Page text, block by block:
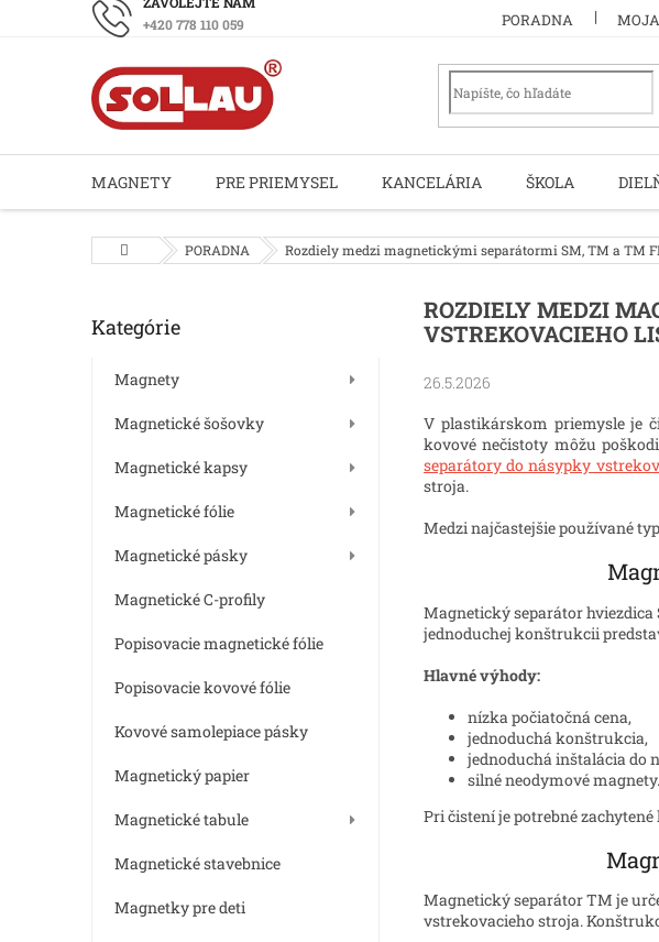
+420 778 110 059 PORADNA
MAGNETY PRE PRIEMYSEL KANCELÁRIA ŠKOLA
DomovPORADNA Rozdiely medzi magnetickými separátormi SM, TM a TM
o
Preskočiť
Kategórie
Magnety
Magnetické šošovky
Magnetické kapsy
Magnetické fólie
Magnetické pásky
Magnetické C-profily
Popisovacie magnetické fólie
Popisovacie kovové fólie
Kovové samolepiace pásky
Magnetický papier
Magnetické tabule
Magnetické stavebnice
Magnetky pre deti
ROZDIELY MEDZI
VSTREKOVACIEHO
26.5.2026
V plastikárskom priemysle je
kovové nečistoty môžu
separátory do násypky
stroja.
Medzi najčastejšie používané
Magnetický separátor
jednoduchej konštrukcii
Hlavné výhody:
nízka počiatočná cena,
jednoduchá konštrukcia,
jednoduchá inštalácia do
silné neodymové magnety.
Pri čistení je potrebné
Magnetický separátor TM je
vstrekovacieho stroja.